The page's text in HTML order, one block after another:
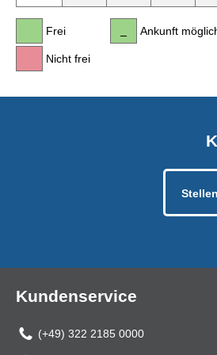
Frei
Nicht frei
Ankunft
Kundenservice
(+49) 322 2185 0000